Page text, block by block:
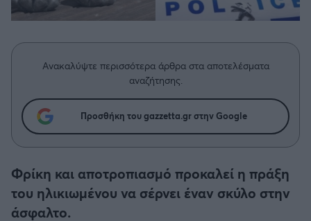
Δημήτρης Τσορμπατζόγλου
Άρης
Βόλος
Ατρόμητος Αθηνών
Συνεντεύξεις
Ανακαλύψτε περισσότερα άρθρα στα αποτελέσματα
αναζήτησης.
Προσθήκη του gazzetta.gr στην Google
Φρίκη και αποτροπιασμό προκαλεί η πράξη
του ηλικιωμένου να σέρνει έναν σκύλο στην
άσφαλτο.